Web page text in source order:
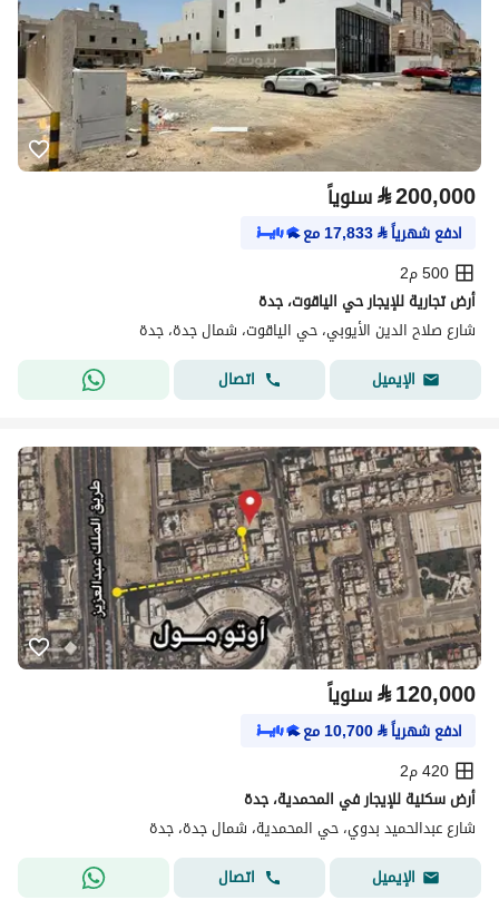
⃁200,000 سنوياً
ادفع شهرياً⃁
17,833مع
500 م2
أرض تجارية للإيجار حي الياقوت، جدة
شارع صلاح الدين الأيوبي، حي الياقوت، شمال جدة، جدة
الإيميل
اتصال
⃁120,000 سنوياً
ادفع شهرياً⃁
10,700مع
420 م2
أرض سكنية للإيجار في المحمدية، جدة
شارع عبدالحميد بدوي، حي المحمدية، شمال جدة، جدة
الإيميل
اتصال